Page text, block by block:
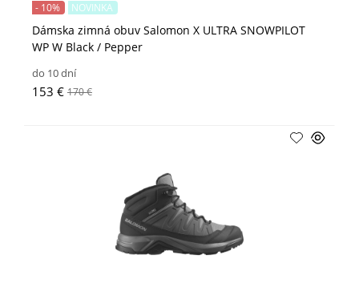
Dámska zimná obuv Salomon X ULTRA SNOWPILOT
WP W Black / Pepper
- 10% NOVINKA
do 10 dní
153 € 170 €